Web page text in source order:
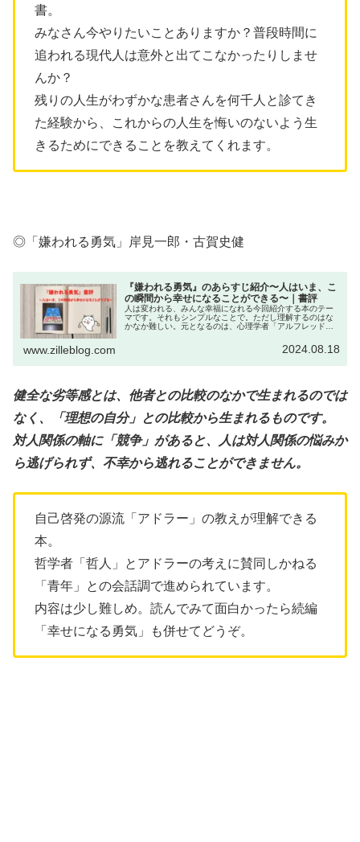
書。
みなさん今やりたいことありますか？普段時間に
追われる現代人は意外と出てこなかったりしませ
んか？
残りの人生がわずかな患者さんを何千人と診てき
た経験から、これからの人生を悔いのないよう生
きるためにできることを教えてくれます。
◎「嫌われる勇気」岸見一郎・古賀史健
『嫌われる勇気』のあらすじ紹介〜人はいま、こ
の瞬間から幸せになることができる〜｜書評
人は変われる、みんな幸福になれる今回紹介する本のテー
マです。それもシンプルなことで。ただし理解するのはな
かなか難しい。元となるのは、心理学者「アルフレッド・
www.zilleblog.com 2024.08.18
健全な劣等感とは、他者との比較のなかで生まれるのでは
なく、「理想の自分」との比較から生まれるものです。
対人関係の軸に「競争」があると、人は対人関係の悩みか
ら逃げられず、不幸から逃れることができません。
自己啓発の源流「アドラー」の教えが理解できる
本。
哲学者「哲人」とアドラーの考えに賛同しかねる
「青年」との会話調で進められています。
内容は少し難しめ。読んでみて面白かったら続編
「幸せになる勇気」も併せてどうぞ。